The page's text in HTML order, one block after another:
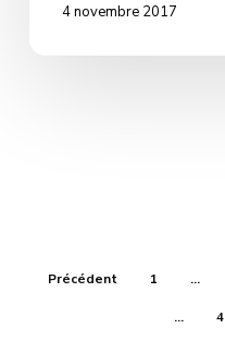
4 novembre 2017
Précédent 1 …
…